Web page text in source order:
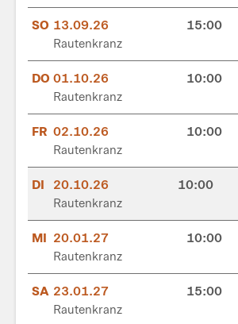
SO 13.09.26
15:00
Rautenkranz
DO 01.10.26
10:00
Rautenkranz
FR 02.10.26
10:00
Rautenkranz
DI 20.10.26
10:00
Rautenkranz
MI 20.01.27
10:00
Rautenkranz
SA 23.01.27
15:00
Rautenkranz